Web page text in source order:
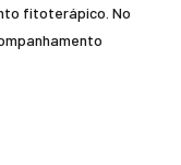
fitoterápico. No